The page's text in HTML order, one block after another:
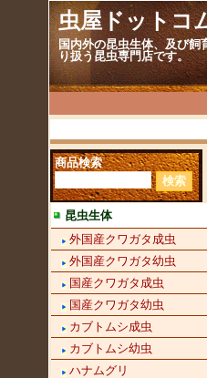
虫屋ドットコ
国内外の昆虫生体、及び飼
り扱う昆虫専門店です。
商品検索
昆虫生体
外国産クワガタ成虫
外国産クワガタ幼虫
国産クワガタ成虫
国産クワガタ幼虫
カブトムシ成虫
カブトムシ幼虫
ハナムグリ